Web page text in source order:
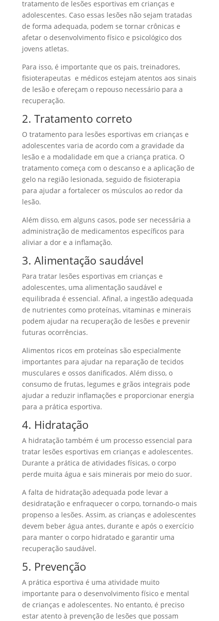
tratamento de lesões esportivas em crianças e
adolescentes. Caso essas lesões não sejam tratadas
de forma adequada, podem se tornar crônicas e
afetar o desenvolvimento físico e psicológico dos
jovens atletas.
Para isso, é importante que os pais, treinadores,
fisioterapeutas e médicos estejam atentos aos sinais
de lesão e ofereçam o repouso necessário para a
recuperação.
2. Tratamento correto
O tratamento para lesões esportivas em crianças e
adolescentes varia de acordo com a gravidade da
lesão e a modalidade em que a criança pratica. O
tratamento começa com o descanso e a aplicação de
gelo na região lesionada, seguido de fisioterapia
para ajudar a fortalecer os músculos ao redor da
lesão.
Além disso, em alguns casos, pode ser necessária a
administração de medicamentos específicos para
aliviar a dor e a inflamação.
3. Alimentação saudável
Para tratar lesões esportivas em crianças e
adolescentes, uma alimentação saudável e
equilibrada é essencial. Afinal, a ingestão adequada
de nutrientes como proteínas, vitaminas e minerais
podem ajudar na recuperação de lesões e prevenir
futuras ocorrências.
Alimentos ricos em proteínas são especialmente
importantes para ajudar na reparação de tecidos
musculares e ossos danificados. Além disso, o
consumo de frutas, legumes e grãos integrais pode
ajudar a reduzir inflamações e proporcionar energia
para a prática esportiva.
4. Hidratação
A hidratação também é um processo essencial para
tratar lesões esportivas em crianças e adolescentes.
Durante a prática de atividades físicas, o corpo
perde muita água e sais minerais por meio do suor.
A falta de hidratação adequada pode levar a
desidratação e enfraquecer o corpo, tornando-o mais
propenso a lesões. Assim, as crianças e adolescentes
devem beber água antes, durante e após o exercício
para manter o corpo hidratado e garantir uma
recuperação saudável.
5. Prevenção
A prática esportiva é uma atividade muito
importante para o desenvolvimento físico e mental
de crianças e adolescentes. No entanto, é preciso
estar atento à prevenção de lesões que possam